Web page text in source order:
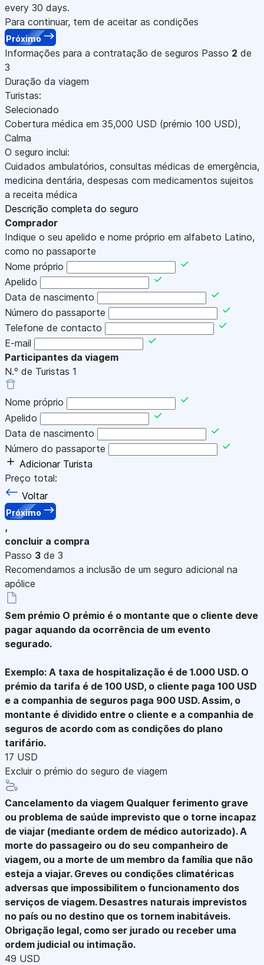
every 30 days.
Para continuar, tem de aceitar as condições
Próximo
Informações para a contratação de seguros Passo 2 de
3
Duração da viagem
Turistas:
Selecionado
Cobertura médica em 35,000 USD (prémio 100 USD),
Calma
O seguro inclui:
Cuidados ambulatórios, consultas médicas de emergência,
medicina dentária, despesas com medicamentos sujeitos
a receita médica
Descrição completa do seguro
Comprador
Indique o seu apelido e nome próprio em alfabeto Latino,
como no passaporte
Nome próprio
Apelido
Data de nascimento
Número do passaporte
Telefone de contacto
E-mail
Participantes da viagem
N.º de Turistas 1
Nome próprio
Apelido
Data de nascimento
Número do passaporte
Adicionar Turista
Preço total:
Voltar
Próximo
,
concluir a compra
Passo 3 de 3
Recomendamos a inclusão de um seguro adicional na
apólice
Sem prémio O prémio é o montante que o cliente deve
pagar aquando da ocorrência de um evento
segurado.
Exemplo: A taxa de hospitalização é de 1.000 USD. O
prémio da tarifa é de 100 USD, o cliente paga 100 USD
e a companhia de seguros paga 900 USD. Assim, o
montante é dividido entre o cliente e a companhia de
seguros de acordo com as condições do plano
tarifário.
17 USD
Excluir o prémio do seguro de viagem
Cancelamento da viagem Qualquer ferimento grave
ou problema de saúde imprevisto que o torne incapaz
de viajar (mediante ordem de médico autorizado). A
morte do passageiro ou do seu companheiro de
viagem, ou a morte de um membro da família que não
esteja a viajar. Greves ou condições climatéricas
adversas que impossibilitem o funcionamento dos
serviços de viagem. Desastres naturais imprevistos
no país ou no destino que os tornem inabitáveis.
Obrigação legal, como ser jurado ou receber uma
ordem judicial ou intimação.
49 USD